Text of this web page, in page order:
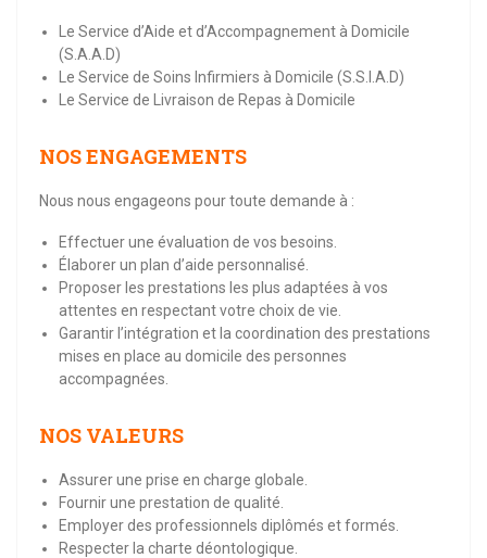
Le Service d’Aide et d’Accompagnement à Domicile
(S.A.A.D)
Le Service de Soins Infirmiers à Domicile (S.S.I.A.D)
Le Service de Livraison de Repas à Domicile
NOS ENGAGEMENTS
Nous nous engageons pour toute demande à :
Effectuer une évaluation de vos besoins.
Élaborer un plan d’aide personnalisé.
Proposer les prestations les plus adaptées à vos
attentes en respectant votre choix de vie.
Garantir l’intégration et la coordination des prestations
mises en place au domicile des personnes
accompagnées.
NOS VALEURS
Assurer une prise en charge globale.
Fournir une prestation de qualité.
Employer des professionnels diplômés et formés.
Respecter la charte déontologique.